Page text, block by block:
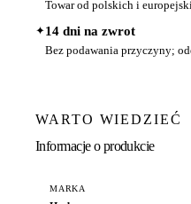
Towar od polskich i
✦14 dni na zwrot
Bez podawania przyczyny;
WARTO WIEDZIEĆ
Informacje o produkcie
MARKA